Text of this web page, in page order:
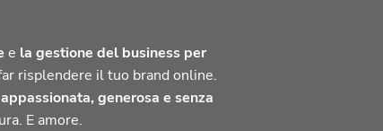
e la gestione del business per
risplendere il tuo brand online.
generosa e senza
E amore.